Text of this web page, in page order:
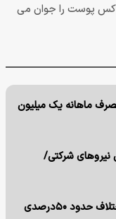
پوست را جوان می
ماهانه یک میلیون
شرکتی/
شکاف مزدی در ایستگاه کارمندان دولت/ اختلاف حدود ۵۰درصدی